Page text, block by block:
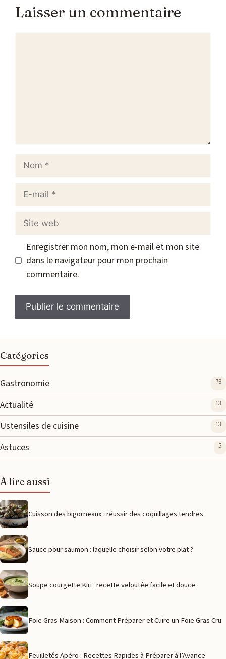
Laisser un commentaire
Nom
Site
Enregistrer mon nom, mon e-mail et mon site
dans le navigateur pour mon prochain
commentaire.
Catégories
Gastronomie 78
Actualité 13
Ustensiles de cuisine 13
Astuces 5
À lire aussi
Cuisson des bigorneaux : réussir des coquillages tendres
Sauce pour saumon : laquelle choisir selon votre plat ?
Soupe courgette Kiri : recette veloutée facile et douce
Foie Gras Maison : Comment Préparer et Cuire un Foie Gras Cru
Feuilletés Apéro : Recettes Rapides à Préparer à l’Avance